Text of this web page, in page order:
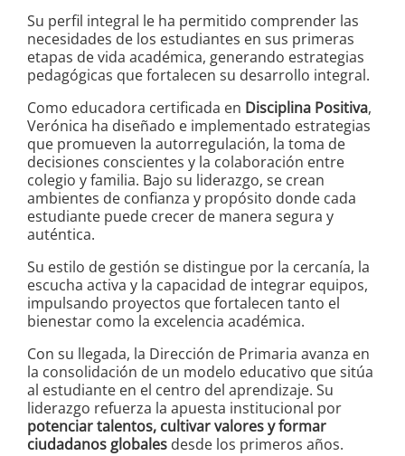
Su perfil integral le ha permitido comprender las
necesidades de los estudiantes en sus primeras
etapas de vida académica, generando estrategias
pedagógicas que fortalecen su desarrollo integral.
Como educadora certificada en Disciplina Positiva,
Verónica ha diseñado e implementado estrategias
que promueven la autorregulación, la toma de
decisiones conscientes y la colaboración entre
colegio y familia. Bajo su liderazgo, se crean
ambientes de confianza y propósito donde cada
estudiante puede crecer de manera segura y
auténtica.
Su estilo de gestión se distingue por la cercanía, la
escucha activa y la capacidad de integrar equipos,
impulsando proyectos que fortalecen tanto el
bienestar como la excelencia académica.
Con su llegada, la Dirección de Primaria avanza en
la consolidación de un modelo educativo que sitúa
al estudiante en el centro del aprendizaje. Su
liderazgo refuerza la apuesta institucional por
potenciar talentos, cultivar valores y formar
ciudadanos globales desde los primeros años.